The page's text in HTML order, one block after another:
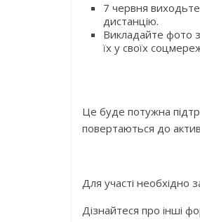
7 червня
дистанцію.
Викладайте фото
їх у своїх
Це буде потужна
повертаються до
Для участі необхідно
Дізнайтеся про інші